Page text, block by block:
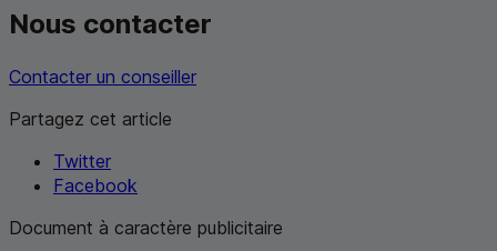
Nous contacter
Contacter un conseiller
Partagez cet article
Twitter
Facebook
Document à caractère publicitaire